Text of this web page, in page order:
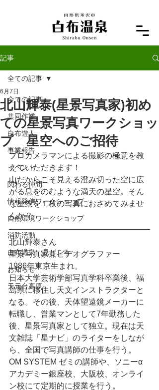
記事
全ての記事
共同作業
白布遊人
事業報告
イベント
関わる仲間
情報発信ワークショップ
自然環境ワークショップ
消防活動
白布温泉 見どころ
お知らせ
天元台高原
全ての記事
北山輝泰(星景写真家)初め
ての星景写真ワークショッ
プ 星空へのご招待
6月7日
プロカメラマンによる撮影の極意を教
えていただきます！
山だからこそ見える澄み切った空に広
がる息をのむような満天の星空。そん
な星景を１枚の写真におさめてみませ
んか？
北山輝泰さん
星景写真家兼ビデオグラファー
1986年東京生まれ。
日本大学芸術学部写真学科卒業後、福
島県に移住し天文インストラクターと
なる。その後、天体望遠鏡メーカーに
転職し、営業マンとして7年勤務した
後、星景写真家として独立。現在は天
文雑誌「星ナビ」のライターをしなが
ら、全国で写真講師の仕事を行う。
OM SYSTEM ゼミの講師や、ソニーα
アカデミー銀座校、大阪校、オンライ
ン校にて定期的に授業を行う。